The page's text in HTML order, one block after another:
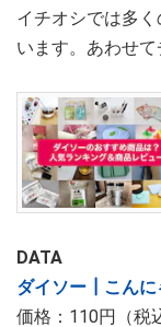
イチオシでは多
います。あわせて
DATA
ダイソー┃こんに
価格：110円（税